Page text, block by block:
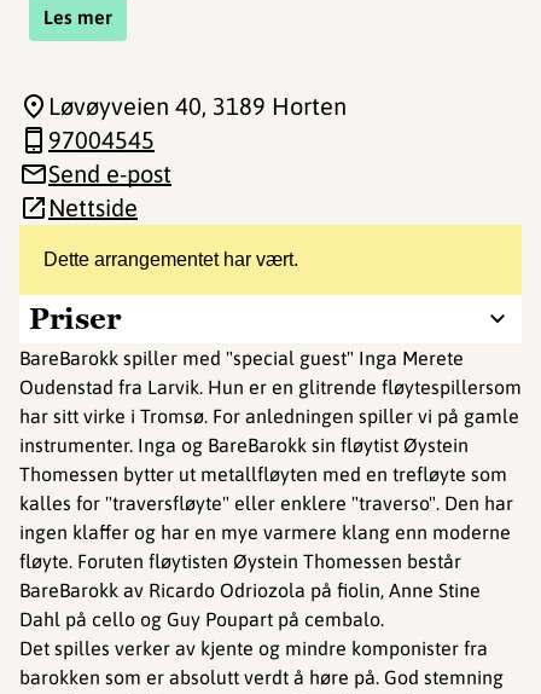
Les mer
Dette arrangementet har vært.
Priser
BareBarokk spiller med "special guest" Inga Merete
Oudenstad fra Larvik. Hun er en glitrende fløytespillersom
har sitt virke i Tromsø. For anledningen spiller vi på gamle
instrumenter. Inga og BareBarokk sin fløytist Øystein
Thomessen bytter ut metallfløyten med en trefløyte som
kalles for "traversfløyte" eller enklere "traverso". Den har
ingen klaffer og har en mye varmere klang enn moderne
fløyte. Foruten fløytisten Øystein Thomessen består
BareBarokk av Ricardo Odriozola på fiolin, Anne Stine
Dahl på cello og Guy Poupart på cembalo.
Det spilles verker av kjente og mindre komponister fra
barokken som er absolutt verdt å høre på. God stemning
Løvøyveien 40, 3189 Horten
97004545
Send e-post
Nettside